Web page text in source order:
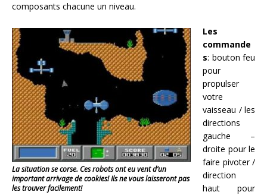
composants chacune un niveau.
La situation se corse. Ces robots ont eu vent d’un
important arrivage de cookies! Ils ne vous laisseront pas
les trouver facilement!
Les
commande
s: bouton feu
pour
propulser
votre
vaisseau / les
directions
gauche –
droite pour le
faire pivoter /
direction
haut pour